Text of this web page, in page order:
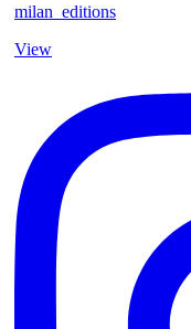
milan_editions
View